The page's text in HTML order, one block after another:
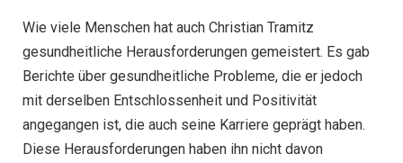
Wie viele Menschen hat auch Christian Tramitz
gesundheitliche Herausforderungen gemeistert. Es gab
Berichte über gesundheitliche Probleme, die er jedoch
mit derselben Entschlossenheit und Positivität
angegangen ist, die auch seine Karriere geprägt haben.
Diese Herausforderungen haben ihn nicht davon